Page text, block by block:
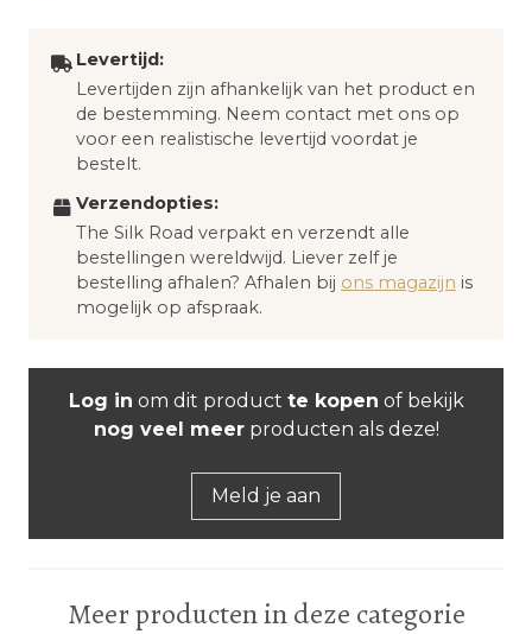
Levertijd:
Levertijden zijn afhankelijk van het product en
de bestemming. Neem contact met ons op
voor een realistische levertijd voordat je
bestelt.
Verzendopties:
The Silk Road verpakt en verzendt alle
bestellingen wereldwijd. Liever zelf je
bestelling afhalen? Afhalen bij ons magazijn is
mogelijk op afspraak.
Log in om dit product te kopen of bekijk
nog veel meerproducten als deze!
Meld je aan
Meer producten in deze categorie